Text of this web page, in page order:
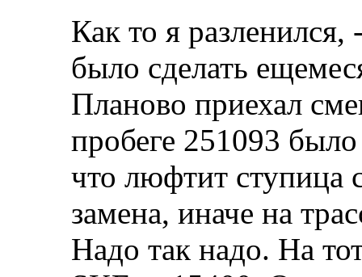
Как то я
было сделать
Планово приехал
пробеге 251093
что люфтит ступица
замена, иначе на
Надо так надо. На